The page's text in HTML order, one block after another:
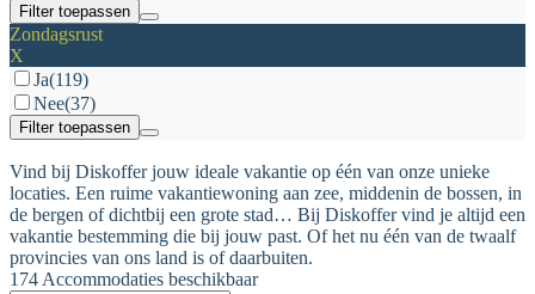
Filter toepassen
Zondagsrust
X
Ja(119)
Nee(37)
Filter toepassen
Vind bij Diskoffer jouw ideale vakantie op één van onze unieke
locaties. Een ruime vakantiewoning aan zee, middenin de bossen, in
de bergen of dichtbij een grote stad… Bij Diskoffer vind je altijd een
vakantie bestemming die bij jouw past. Of het nu één van de twaalf
provincies van ons land is of daarbuiten.
174 Accommodaties beschikbaar